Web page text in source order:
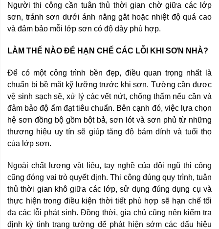
Người thi công cần tuân thủ thời gian chờ giữa các lớp
sơn, tránh sơn dưới ánh nắng gắt hoặc nhiệt độ quá cao
và đảm bảo mỗi lớp sơn có độ dày phù hợp.
LÀM THẾ NÀO ĐỂ HẠN CHẾ CÁC LỖI KHI SƠN NHÀ?
Để có một công trình bền đẹp, điều quan trọng nhất là
chuẩn bị bề mặt kỹ lưỡng trước khi sơn. Tường cần được
vệ sinh sạch sẽ, xử lý các vết nứt, chống thấm nếu cần và
đảm bảo độ ẩm đạt tiêu chuẩn. Bên cạnh đó, việc lựa chọn
hệ sơn đồng bộ gồm bột bả, sơn lót và sơn phủ từ những
thương hiệu uy tín sẽ giúp tăng độ bám dính và tuổi thọ
của lớp sơn.
Ngoài chất lượng vật liệu, tay nghề của đội ngũ thi công
cũng đóng vai trò quyết định. Thi công đúng quy trình, tuân
thủ thời gian khô giữa các lớp, sử dụng đúng dụng cụ và
thực hiện trong điều kiện thời tiết phù hợp sẽ hạn chế tối
đa các lỗi phát sinh. Đồng thời, gia chủ cũng nên kiểm tra
định kỳ tình trạng tường để phát hiện sớm các dấu hiệu